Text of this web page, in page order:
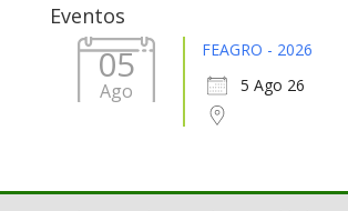
Eventos
05
Ago
FEAGRO - 2026
5 Ago 26